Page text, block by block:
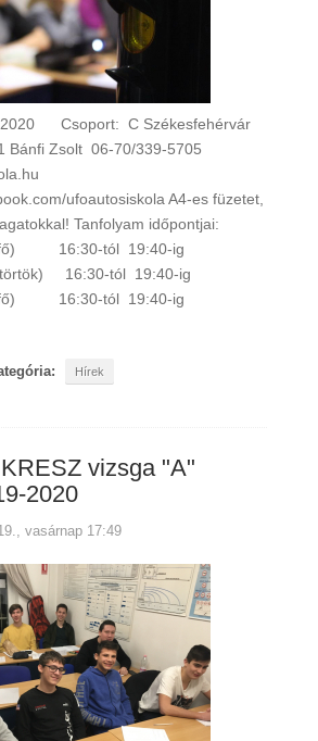
2020 Csoport: C Székesfehérvár
Bánfi Zsolt 06-70/339-5705
ufoautosiskola A4-es füzetet,
Tanfolyam időpontjai:
16:30-tól 19:40-ig
16:30-tól 19:40-ig
16:30-tól 19:40-ig
Hírek
vizsga "A"
2020
vasárnap 17:49